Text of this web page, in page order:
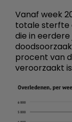
Vanaf week
totale sterfte
die in
procent van
veroorzaakt